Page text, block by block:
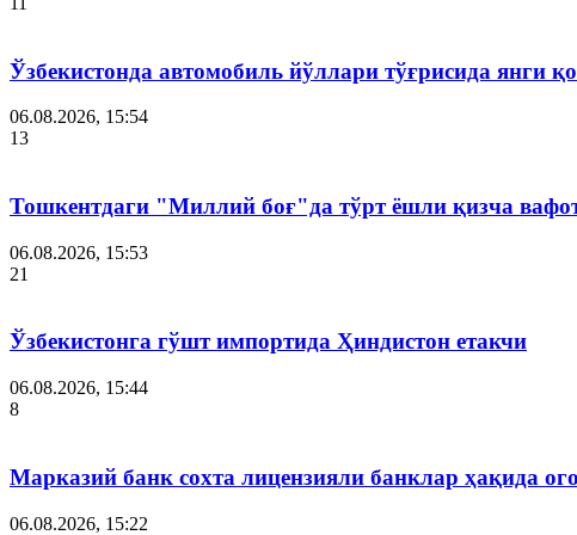
Ўзбекистонда автомобиль йўллари тўғрисида янги
06.08.2026, 15:54
13
Тошкентдаги "Миллий боғ"да тўрт ёшли қизча
06.08.2026, 15:53
21
Ўзбекистонга гўшт импортида Ҳиндистон етакчи
06.08.2026, 15:44
8
Марказий банк сохта лицензияли банклар ҳақида
06.08.2026, 15:22